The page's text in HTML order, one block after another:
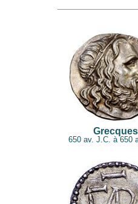
Grecques
650 av. J.C. à 650